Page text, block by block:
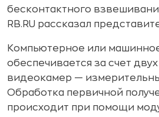
бесконтактного
RB.RU рассказал
Компьютерное или
обеспечивается за счет
видеокамер —
Обработка первичной
происходит при помощи